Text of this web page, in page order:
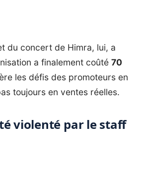
du concert de Himra, lui, a
a finalement coûté 70
les défis des promoteurs en
toujours en ventes réelles.
violenté par le staff